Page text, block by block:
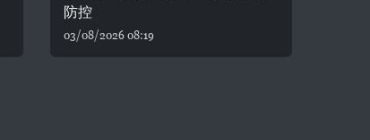
防控
03/08/2026 08:19